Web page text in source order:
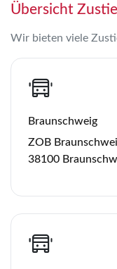
Übersicht
Wir bieten viele
Braunschweig
ZOB
38100